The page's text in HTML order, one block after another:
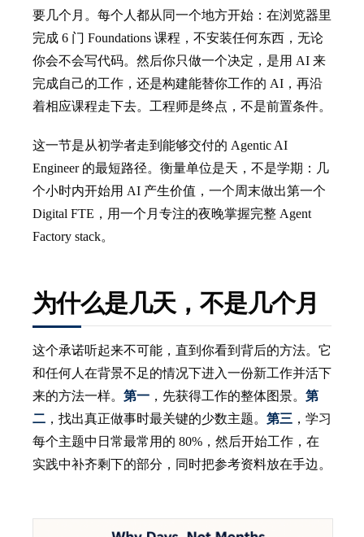
要几个月。每个人都从同一个地方开始：在浏览器里
完成 6 门 Foundations 课程，不安装任何东西，无论
你会不会写代码。然后你只做一个决定，是用 AI 来
完成自己的工作，还是构建能替你工作的 AI，再沿
着相应课程走下去。工程师是终点，不是前置条件。
这一节是从初学者走到能够交付的 Agentic AI
Engineer 的最短路径。衡量单位是天，不是学期：几
个小时内开始用 AI 产生价值，一个周末做出第一个
Digital FTE，用一个月专注的夜晚掌握完整 Agent
Factory stack。
为什么是几天，不是几个月
这个承诺听起来不可能，直到你看到背后的方法。它
和任何人在背景不足的情况下进入一份新工作并活下
来的方法一样。 第一 ，先获得工作的整体图景。 第
二 ，找出真正做事时最关键的少数主题。 第三 ，学习
每个主题中日常最常用的 80%，然后开始工作，在
实践中补齐剩下的部分，同时把参考资料放在手边。